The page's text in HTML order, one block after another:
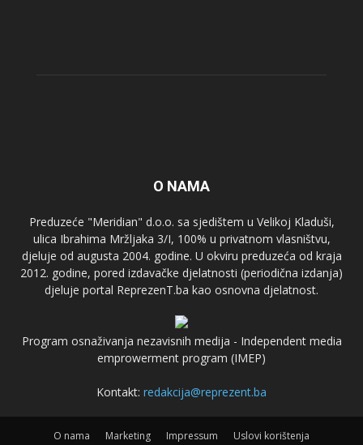
O NAMA
Preduzeće "Meridian" d.o.o. sa sjedištem u Velikoj Kladuši,
ulica Ibrahima Mržljaka 3/I, 100% u privatnom vlasništvu,
djeluje od augusta 2004. godine. U okviru preduzeća od kraja
2012. godine, pored izdavačke djelatnosti (periodična izdanja)
djeluje portal ReprezenT.ba kao osnovna djelatnost.
Program osnaživanja nezavisnih medija - Independent media
emprowerment program (IMEP)
Kontakt: redakcija@reprezent.ba
O nama Marketing Impressum Uslovi korištenja